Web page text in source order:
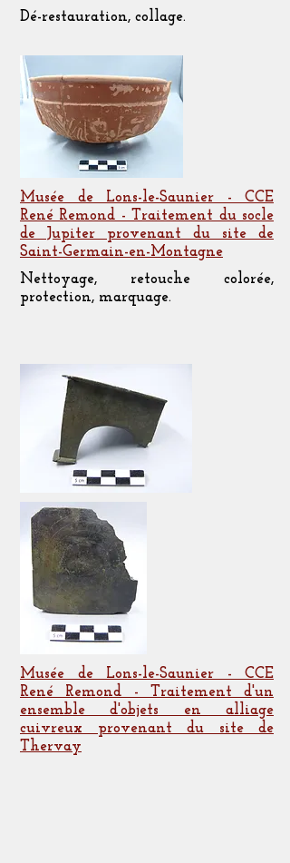
Dé-restauration, collage.
Musée de Lons-le-Saunier - CCE
René Remond - Traitement du socle
de Jupiter provenant du site de
Saint-Germain-en-Montagne
Nettoyage, retouche colorée,
protection, marquage.
Musée de Lons-le-Saunier - CCE
René Remond - Traitement d'un
ensemble d'objets en alliage
cuivreux provenant du site de
Thervay